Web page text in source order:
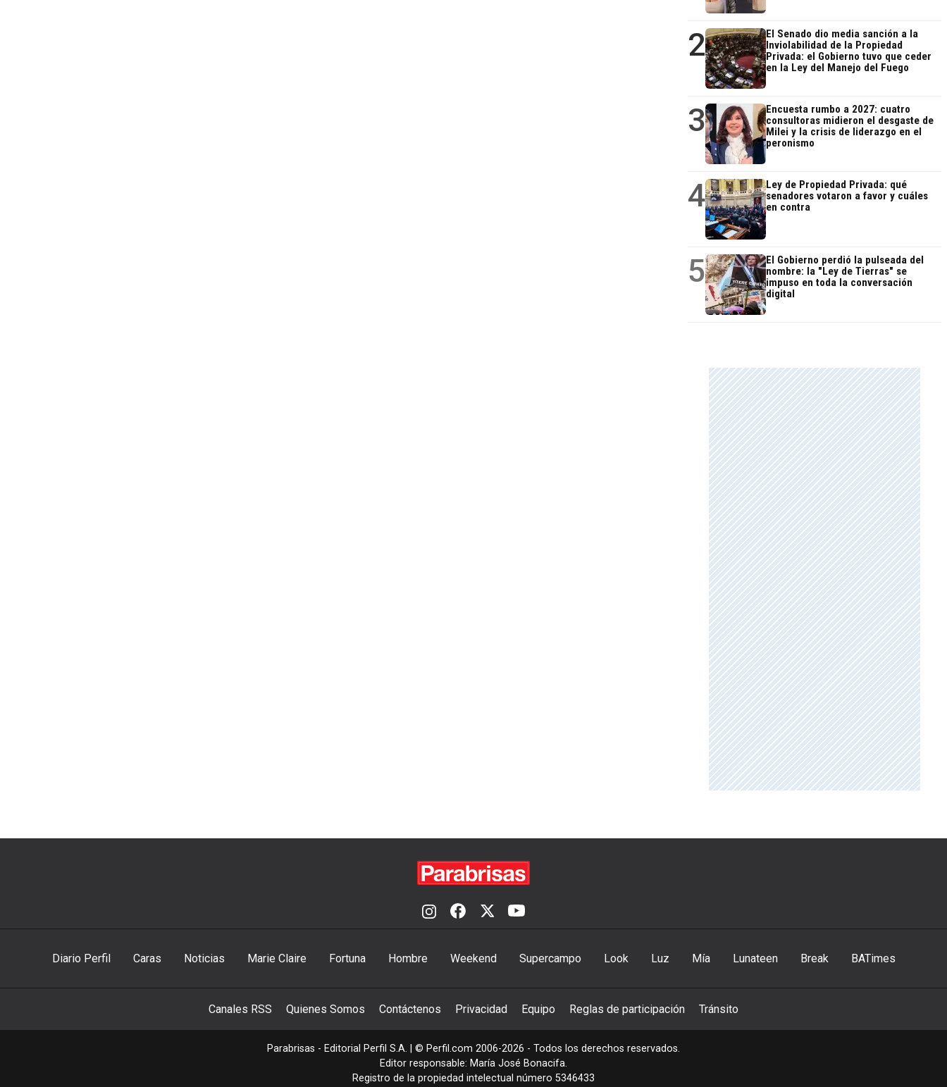
2
El Senado dio media sanción a la
Inviolabilidad de la Propiedad
Privada: el Gobierno tuvo que ceder
en la Ley del Manejo del Fuego
3
Encuesta rumbo a 2027: cuatro
consultoras midieron el desgaste de
Milei y la crisis de liderazgo en el
peronismo
4
Ley de Propiedad Privada: qué
senadores votaron a favor y cuáles
en contra
5
El Gobierno perdió la pulseada del
nombre: la "Ley de Tierras" se
impuso en toda la conversación
digital
Diario Perfil Caras Noticias Marie Claire Fortuna Hombre Weekend Supercampo Look Luz Mía Lunateen Break BATimes
Canales RSS Quienes Somos Contáctenos Privacidad Equipo Reglas de participación Tránsito
Parabrisas - Editorial Perfil S.A. | © Perfil.com 2006-2026 - Todos los derechos reservados.
Editor responsable: María José Bonacifa.
Registro de la propiedad intelectual número 5346433